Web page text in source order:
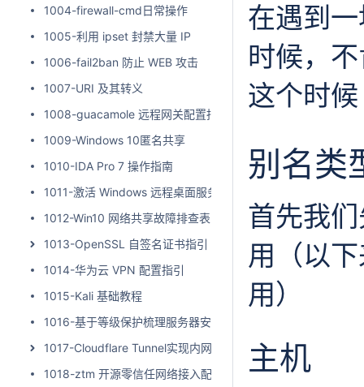
1004-firewall-cmd日常操作
1005-利用 ipset 封禁大量 IP
1006-fail2ban 防止 WEB 攻击
1007-URI 及其转义
1008-guacamole 远程网关配置指南
1009-Windows 10匿名共享
1010-IDA Pro 7 操作指南
1011-激活 Windows 远程桌面服务
1012-Win10 网络共享故障排查表
1013-OpenSSL 自签名证书指引
1014-华为云 VPN 配置指引
1015-Kali 基础教程
1016-基于等级保护梳理服务器安全合规基线
1017-Cloudflare Tunnel实现内网穿透
1018-ztm 开源零信任网络接入配置
在遇到
时候，
这个时
别名类
首先我
用（以
用）
主机